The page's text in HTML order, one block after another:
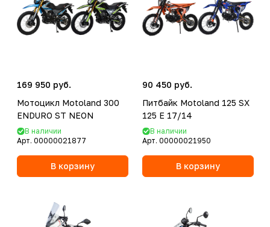
169 950 руб.
Мотоцикл Motoland 300
ENDURO ST NEON
В наличии
Арт. 00000021877
В корзину
90 450 руб.
Питбайк Motoland 125 SX
125 E 17/14
В наличии
Арт. 00000021950
В корзину